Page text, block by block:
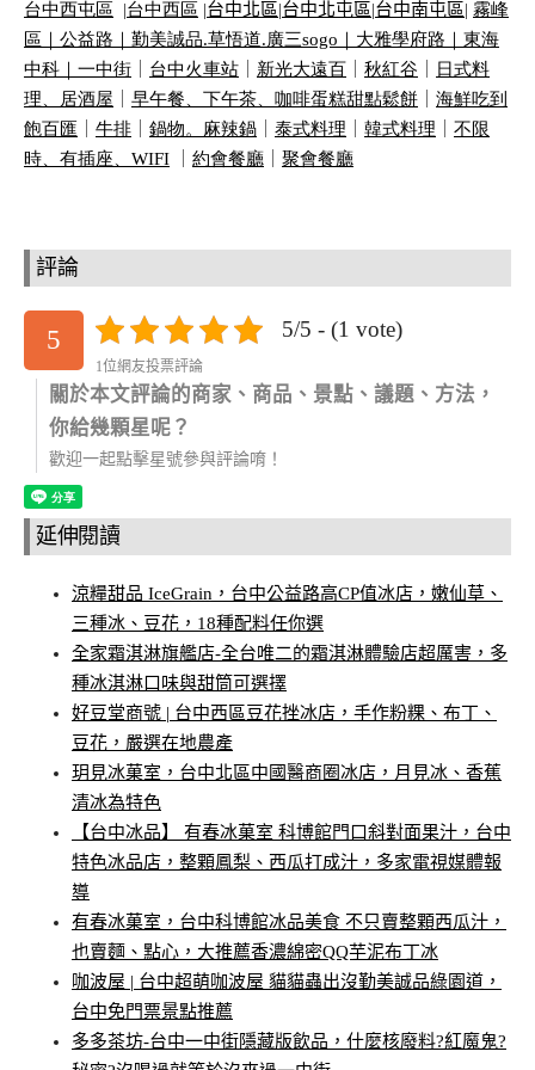
台中西屯區 |台中西區 |台中北區|台中北屯區|台中南屯區| 霧峰
區｜ 公益路｜ 勤美誠品.草悟道.廣三sogo 大雅學府路｜ 東海
中科｜ 一中街 台中火車站 新光大遠百 秋紅谷
日式料
理、居酒屋
早午餐、下午茶、咖啡蛋糕甜點鬆餅
海鮮吃到
飽百匯
牛排 鍋物。麻辣鍋 泰式料理 韓式料理
不限
時、有插座、 WIFI 約會餐廳 聚會餐廳
評論
5 5/5 - (1 vote)
1位網友投票評論
關於本文評論的商家、商品、景點、議題、方法，
你給幾顆星呢？
歡迎一起點擊星號參與評論唷！
延伸閱讀
涼糧甜品 IceGrain，台中公益路高CP值冰店，嫩仙草、
三種冰、豆花，18種配料任你選
全家霜淇淋旗艦店-全台唯二的霜淇淋體驗店超厲害，多
種冰淇淋口味與甜筒可選擇
好豆堂商號 | 台中西區豆花挫冰店，手作粉粿、布丁、
豆花，嚴選在地農產
玥見冰菓室，台中北區中國醫商圈冰店，月見冰、香蕉
清冰為特色
【台中冰品】 有春冰菓室 科博館門口斜對面果汁，台中
特色冰品店，整顆鳳梨、西瓜打成汁，多家電視媒體報
導
有春冰菓室，台中科博館冰品美食 不只賣整顆西瓜汁，
也賣麵、點心，大推薦香濃綿密QQ芋泥布丁冰
咖波屋 | 台中超萌咖波屋 貓貓蟲出沒勤美誠品綠園道，
台中免門票景點推薦
多多茶坊-台中一中街隱藏版飲品，什麼核廢料?紅魔鬼?